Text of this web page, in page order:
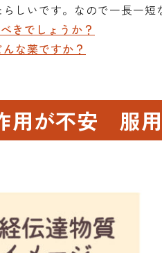
しいです。なので一長一短
きでしょうか？
な薬ですか？
用が不安 服